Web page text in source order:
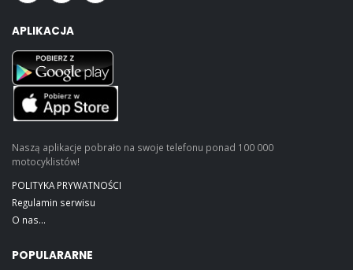
APLIKACJA
Naszą aplikacje pobrało na swoje telefonu ponad 100 000
motocyklistów!
POLITYKA PRYWATNOŚCI
Regulamin serwisu
O nas...
POPULARARNE